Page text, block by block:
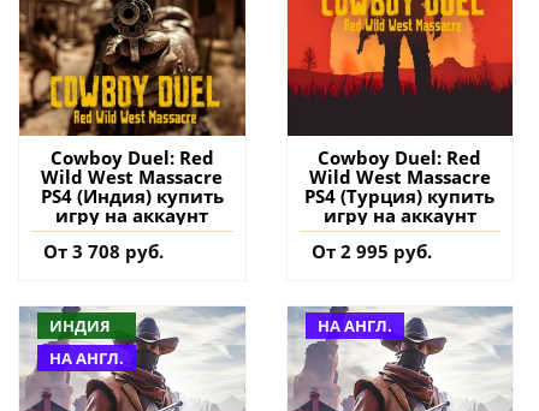
Cowboy Duel: Red
Wild West Massacre
PS4 (Индия) купить
игру на аккаунт
От 3 708 руб.
Cowboy Duel: Red
Wild West Massacre
PS4 (Турция) купить
игру на аккаунт
От 2 995 руб.
ИНДИЯ
НА АНГЛ.
НА АНГЛ.